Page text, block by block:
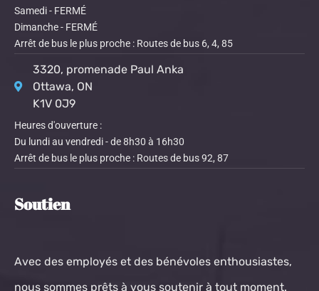
Samedi - FERMÉ
Dimanche - FERMÉ
Arrêt de bus le plus proche : Routes de bus 6, 4, 85
3320, promenade Paul Anka
Ottawa, ON
K1V 0J9
Heures d'ouverture :
Du lundi au vendredi - de 8h30 à 16h30
Arrêt de bus le plus proche : Routes de bus 92, 87
Soutien
Avec des employés et des bénévoles enthousiastes,
nous sommes prêts à vous soutenir à tout moment.